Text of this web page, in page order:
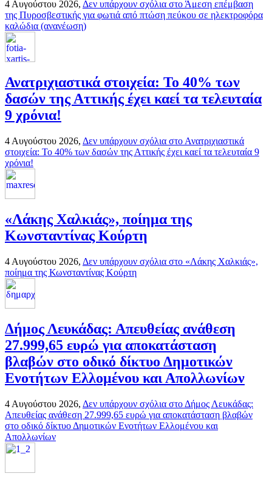
4 Αυγούστου 2026, Δεν υπάρχουν σχόλια στο Άμεση επέμβαση
της Πυροσβεστικής για φωτιά από πτώση πεύκου σε ηλεκτροφόρα
καλώδια (ανανέωση)
Ανατριχιαστικά στοιχεία: Το 40% των
δασών της Αττικής έχει καεί τα τελευταία
9 χρόνια!
4 Αυγούστου 2026, Δεν υπάρχουν σχόλια στο Ανατριχιαστικά
στοιχεία: Το 40% των δασών της Αττικής έχει καεί τα τελευταία 9
χρόνια!
«Λάκης Χαλκιάς», ποίημα της
Κωνσταντίνας Κούρτη
4 Αυγούστου 2026, Δεν υπάρχουν σχόλια στο «Λάκης Χαλκιάς»,
ποίημα της Κωνσταντίνας Κούρτη
Δήμος Λευκάδας: Απευθείας ανάθεση
27.999,65 ευρώ για αποκατάσταση
βλαβών στο οδικό δίκτυο Δημοτικών
Ενοτήτων Ελλομένου και Απολλωνίων
4 Αυγούστου 2026, Δεν υπάρχουν σχόλια στο Δήμος Λευκάδας:
Απευθείας ανάθεση 27.999,65 ευρώ για αποκατάσταση βλαβών
στο οδικό δίκτυο Δημοτικών Ενοτήτων Ελλομένου και
Απολλωνίων